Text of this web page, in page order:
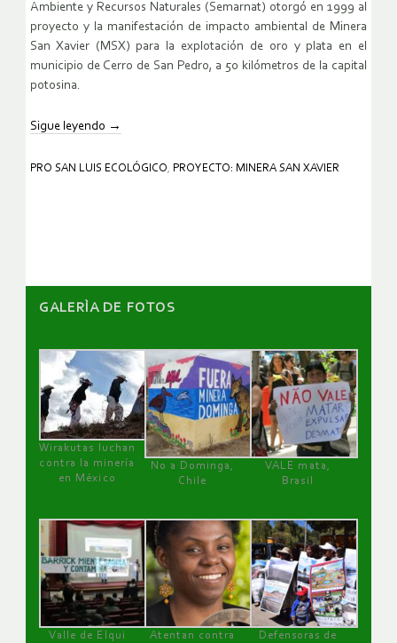
Ambiente y Recursos Naturales (Semarnat) otorgó en 1999 al
proyecto y la manifestación de impacto ambiental de Minera
San Xavier (MSX) para la explotación de oro y plata en el
municipio de Cerro de San Pedro, a 50 kilómetros de la capital
potosina.
Sigue leyendo →
PRO SAN LUIS ECOLÓGICO, PROYECTO: MINERA SAN XAVIER
GALERÌA DE FOTOS
Wirakutas luchan
contra la minería
en México
No a Dominga,
Chile
VALE mata,
Brasil
Valle de Elqui
Atentan contra
Defensoras de